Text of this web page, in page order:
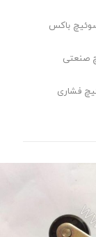
باکس
صنعتی
فشاری